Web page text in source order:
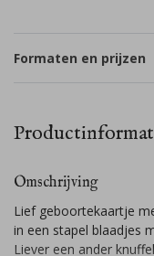
Formaten en prijzen
Omschrijving
Lief geboortekaartje
in een stapel blaadjes
Liever een ander